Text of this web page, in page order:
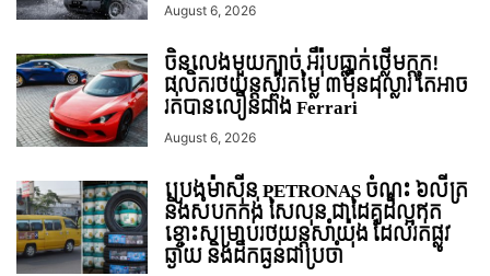
August 6, 2026
ចិនលេងមួយក្បាច់ អឺរ៉ុបធ្លាក់ថ្លើមក្តុក!
ផលិតរថយន្តស្ព័រតម្លៃ ៣ម៉ឺនដុល្លារ តែអាច
រត់បានលឿនជាង Ferrari
August 6, 2026
ប្រេងម៉ាស៊ីន PETRONAS ចំណុះ ៦លីត្រ
និងសំបកកង់ សៃលុន ជាដៃគូដ៏ល្អឥត
ខ្ចោះសម្រាប់រថយន្តសាំយ៉ុង ដែលរត់ផ្លូវ
ឆ្ងាយ និងដឹកធ្ងន់ជាប្រចាំ